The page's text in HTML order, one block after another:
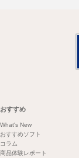
おすすめ
What's New
おすすめソフト
コラム
商品体験レポート